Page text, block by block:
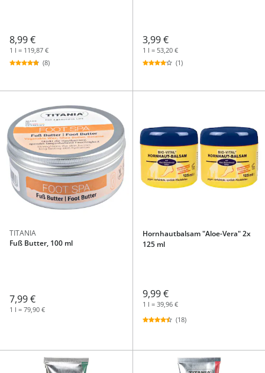
8,99 €
1 l = 119,87 €
(8)
3,99 €
1 l = 53,20 €
(1)
TITANIA
Fuß Butter, 100 ml
7,99 €
1 l = 79,90 €
Hornhautbalsam "Aloe-Vera" 2x
125 ml
9,99 €
1 l = 39,96 €
(18)